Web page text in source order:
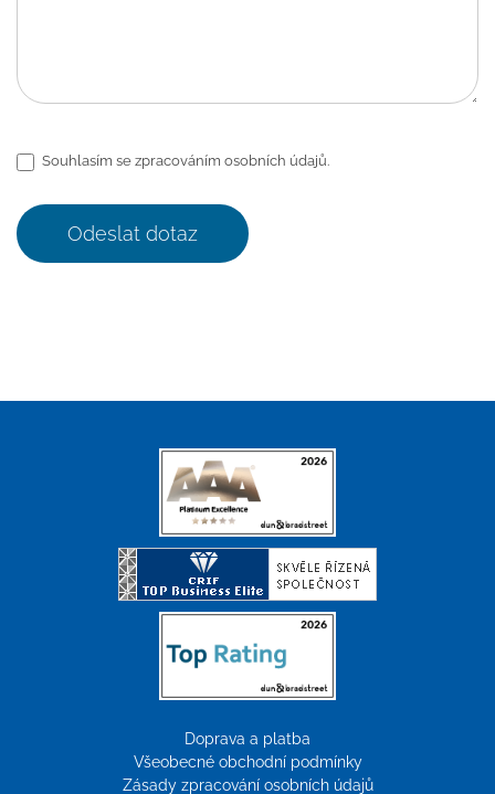
Souhlasím se zpracováním osobních údajů.
Odeslat dotaz
Doprava a platba
Všeobecné obchodní podmínky
Zásady zpracování osobních údajů